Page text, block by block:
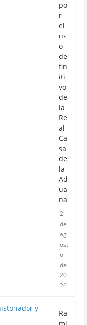
po
r
el
us
o
de
fin
iti
vo
de
la
Re
al
Ca
sa
de
la
Ad
ua
na
2
de
ag
ost
o
de
20
26
Ra